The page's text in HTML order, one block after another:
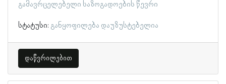
გამავრცელებელი საზოგადოების წევრი
სტატუსი: განყოფილება დაუზუსტებელია
დაწვრილებით